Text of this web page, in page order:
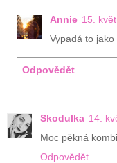
Annie 15.
Vypadá to
Odpovědět
Skodulka 14.
Moc pěkná
Odpovědět